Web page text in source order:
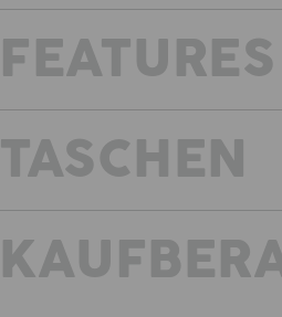
Die
FEATURES
TASCHEN